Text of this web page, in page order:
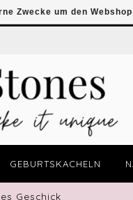
GEBURTSKACHELN
Geschick
Zwecke um den